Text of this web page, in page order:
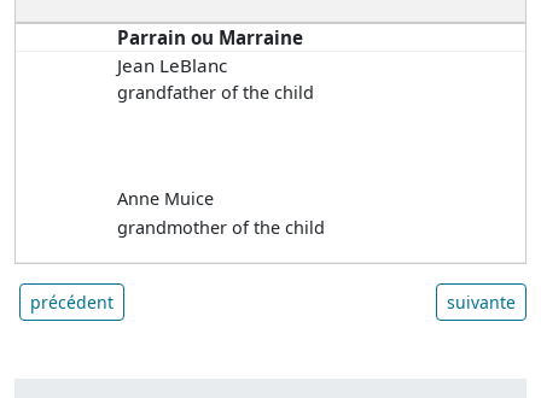
Parrain ou Marraine
Jean LeBlanc
grandfather of the child
Anne Muice
grandmother of the child
précédent suivante